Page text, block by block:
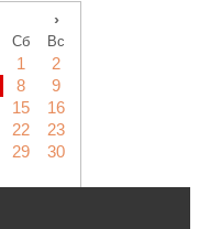
›
Сб Вс
1
2
8
9
15
16
22
23
29
30